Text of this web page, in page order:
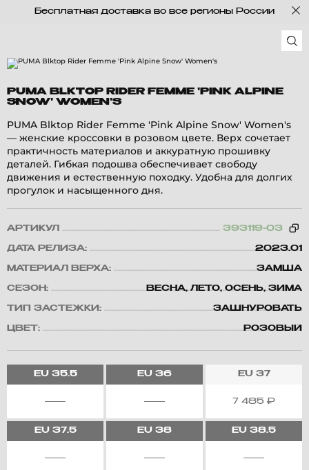
Бесплатная доставка во все регионы России
PUMA BLKTOP RIDER FEMME 'PINK ALPINE
SNOW' WOMEN'S
PUMA Blktop Rider Femme 'Pink Alpine Snow' Women's
— женские кроссовки в розовом цвете. Верх сочетает
практичность материалов и аккуратную прошивку
деталей. Гибкая подошва обеспечивает свободу
движения и естественную походку. Удобна для долгих
прогулок и насыщенного дня.
АРТИКУЛ 393119-03
ДАТА РЕЛИЗА: 2023.01
МАТЕРИАЛ ВЕРХА: ЗАМША
СЕЗОН: ВЕСНА, ЛЕТО, ОСЕНЬ, ЗИМА
ТИП ЗАСТЕЖКИ: ЗАШНУРОВАТЬ
ЦВЕТ: РОЗОВЫЙ
EU35.5 EU 36 EU37
7 485 ₽
EU37.5 EU 38 EU 38.5